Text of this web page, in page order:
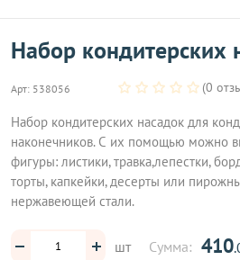
Набор кондитерских
Арт: 538056 (0
Набор кондитерских насадок для
наконечников. С их помощью можно
фигуры: листики, травка,лепестки,
торты, капкейки, десерты или
нержавеющей стали.
шт Сумма: 410